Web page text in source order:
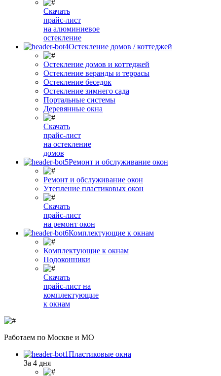
Скачать
прайс-лист
на алюминиевое
остекление
Остекление домов / коттеджей
Остекление домов и коттеджей
Остекление веранды и террасы
Остекление беседок
Остекление зимнего сада
Портальные системы
Деревянные окна
Скачать
прайс-лист
на остекление
домов
Ремонт и обслуживание окон
Ремонт и обслуживание окон
Утепление пластиковых окон
Скачать
прайс-лист
на ремонт окон
Комплектующие к окнам
Комплектующие к окнам
Подоконники
Скачать
прайс-лист на
комплектующие
к окнам
Работаем по Москве и МО
Пластиковые окна
За 4 дня